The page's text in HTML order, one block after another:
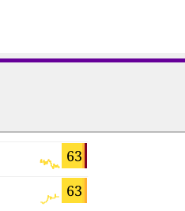
63
63